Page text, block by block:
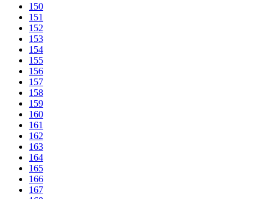
150
151
152
153
154
155
156
157
158
159
160
161
162
163
164
165
166
167